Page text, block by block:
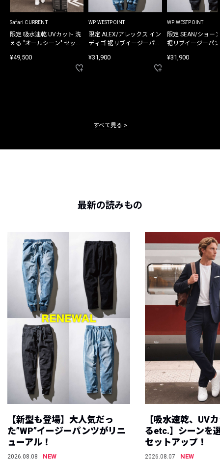
Safari CURRENT
限定 吸水速乾 UVカット 洗
える "オールシーン" セット
¥49,500
WP WESTPOINT
限定 ALEX/アレックス イン
ディゴ 裾リブイージーパン
¥31,900
WP WESTPOINT
限定 SEAN/ショー
裾リブイージーパ
¥31,900
すべて見る
最新の読みもの
【新型も登場】大人気だっ
た”WP”イージーパンツがリニ
ューアル！
2026.08.08
NEW
【吸水速乾、UV
るetc.】シーンを
セットアップ！
2026.08.07
NEW